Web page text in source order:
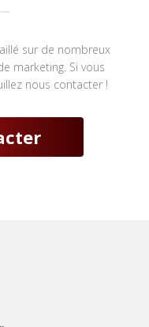
sur de nombreux
marketing. Si vous
nous contacter !